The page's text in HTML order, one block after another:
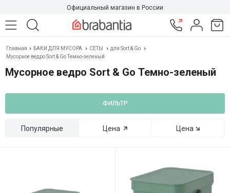
Официальный магазин в России
Главная БАКИ ДЛЯ МУСОРА СЕТЫ
для Sort & Go
Мусорное ведро Sort & Go Темно-зеленый
Мусорное ведро Sort & Go Темно-зеленый
ФИЛЬТР
Популярные Цена Цена